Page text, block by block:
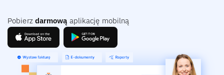
Pobierz darmową aplikację mobilną